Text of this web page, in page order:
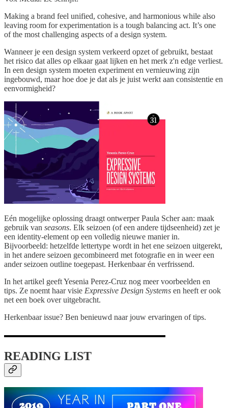
Making a brand feel unified, cohesive, and harmonious while also
leaving room for experimentation is a tough balancing act. It’s one
of the most challenging aspects of a design system.
Wanneer je een design system verkeerd opzet of gebruikt, bestaat
het risico dat alles op elkaar gaat lijken en het merk z'n edge verliest.
In een design system moeten experiment en vernieuwing zijn
ingebouwd, maar hoe doe je dat als je juist werkt aan consistentie en
eenvormigheid?
Eén mogelijke oplossing draagt ontwerper Paula Scher aan: maak
gebruik van seasons. Elk seizoen (of een andere tijdseenheid) zet je
een identity-element op een volledig nieuwe manier in.
Bijvoorbeeld: hetzelfde lettertype wordt in het ene seizoen uitgerekt,
in het andere seizoen gecombineerd met fotografie en in weer een
ander seizoen outline toegepast. Herkenbaar én verfrissend.
In het artikel geeft Yesenia Perez-Cruz nog meer voorbeelden en
tips. Ze noemt haar visie Expressive Design Systems en heeft er ook
net een boek over uitgebracht.
Herkenbaar issue? Ben benieuwd naar jouw ervaringen of tips.
READING LIST